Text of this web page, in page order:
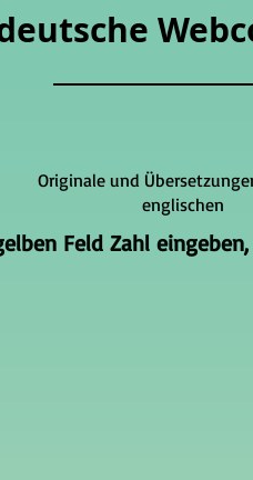
Originale und
englischen
Feld Zahl